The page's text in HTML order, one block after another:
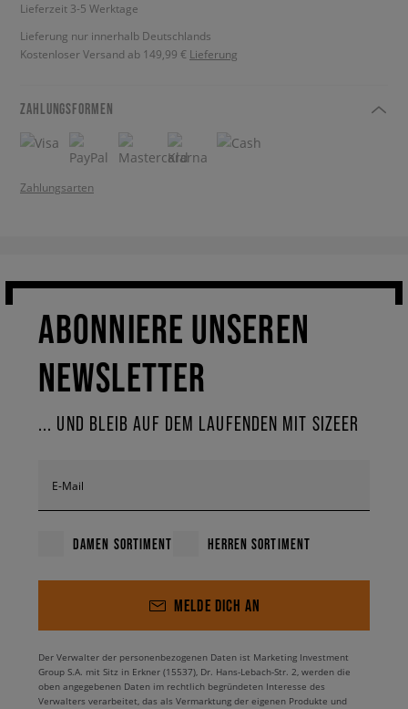
Lieferzeit 3-5 Werktage
Lieferung nur innerhalb Deutschlands
Kostenloser Versand ab 149,99 € Lieferung
ZAHLUNGSFORMEN
Zahlungsarten
ABONNIERE UNSEREN
NEWSLETTER
... UND BLEIB AUF DEM LAUFENDEN MIT SIZEER
E-Mail
DAMEN SORTIMENT HERREN SORTIMENT
MELDE DICH AN
Der Verwalter der personenbezogenen Daten ist Marketing Investment
Group S.A. mit Sitz in Erkner (15537), Dr. Hans-Lebach-Str. 2, werden die
oben angegebenen Daten im rechtlich begründeten Interesse des
Verwalters verarbeitet, das als Vermarktung der eigenen Produkte und